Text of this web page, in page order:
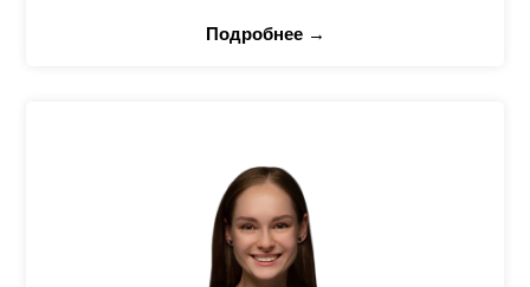
Подробнее →